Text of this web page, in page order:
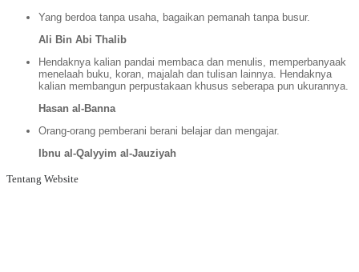
Yang berdoa tanpa usaha, bagaikan pemanah tanpa busur.
Ali Bin Abi Thalib
Hendaknya kalian pandai membaca dan menulis, memperbanyaak
menelaah buku, koran, majalah dan tulisan lainnya. Hendaknya
kalian membangun perpustakaan khusus seberapa pun ukurannya.
Hasan al-Banna
Orang-orang pemberani berani belajar dan mengajar.
Ibnu al-Qalyyim al-Jauziyah
Tentang Website